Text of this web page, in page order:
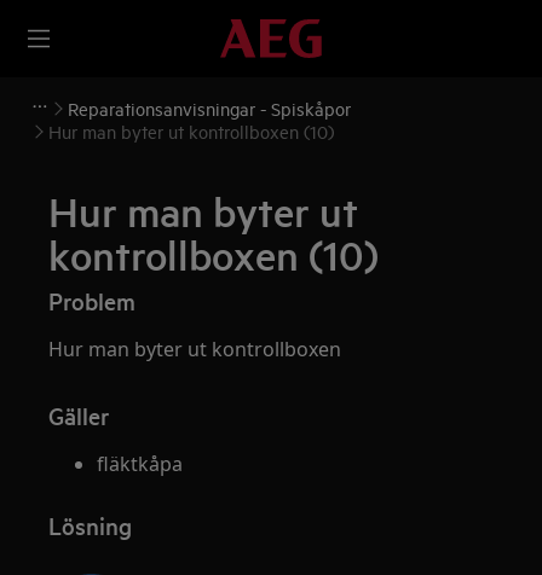
Reparationsanvisningar - Spiskåpor
Hur man byter ut kontrollboxen (10)
Hur man byter ut
kontrollboxen (10)
Problem
Hur man byter ut kontrollboxen
Gäller
fläktkåpa
Lösning